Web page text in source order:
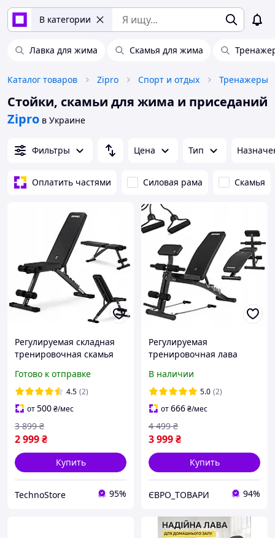
В категории
Лавка для жима Скамья для жима
Каталог товаров Zipro Спорт и отдых Тренажеры
Стойки, скамьи для жима и приседаний
Zipro в Украине
Фильтры Цена Тип
Оплатить частями Силовая рама Скамья
Регулируемая складная
тренировочная скамья
Готово к отправке
4.5 (2)
от500₴/мес
2 999₴
3 899 ₴
Купить
TechnoStore 95%
Регулируемая
тренировочная лава
В наличии
5.0 (2)
от666₴/мес
3 999₴
4 499 ₴
Купить
ЄВРО_ТОВАРИ 94%